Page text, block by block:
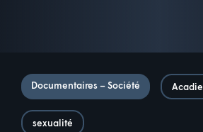
Documentaires – Société Acadie
sexualité